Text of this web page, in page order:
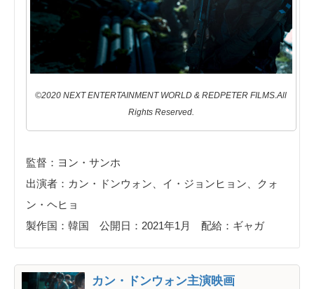
©2020 NEXT ENTERTAINMENT WORLD & REDPETER FILMS.All
Rights Reserved.
監督：ヨン・サンホ
出演者：カン・ドンウォン、イ・ジョンヒョン、クォ
ン・ヘヒョ
製作国：韓国 公開日：2021年1月 配給：ギャガ
カン・ドンウォン主演映画